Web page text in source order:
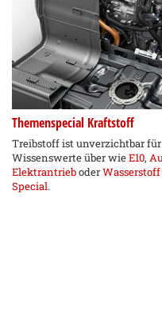
Themenspecial Kraftstoff
Treibstoff ist unverzichtbar
Wissenswerte über wieE10,
ElektrantrieboderWasserstoff
Special.